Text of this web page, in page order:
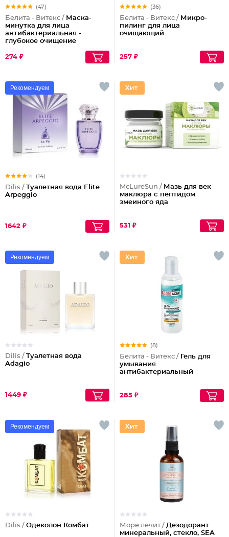
(47)
Белита - Витекс / Маска-
минутка для лица
антибактериальная -
глубокое очищение
274 ₽
(36)
Белита - Витекс / Микро-
пилинг для лица
очищающий
257 ₽
Рекомендуем
(14)
Dilis / Туалетная вода Elite
Arpeggio
1642 ₽
McLureSun / Мазь для век
маклюра с пептидом
змеиного яда
531 ₽
Рекомендуем
Dilis / Туалетная вода
Adagio
1449 ₽
(8)
Белита - Витекс / Гель для
умывания
антибактериальный
285 ₽
Рекомендуем
Dilis / Одеколон Комбат Море лечит / Дезодорант
минеральный, стекло, SEA